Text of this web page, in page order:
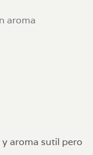
aroma
aroma sutil pero